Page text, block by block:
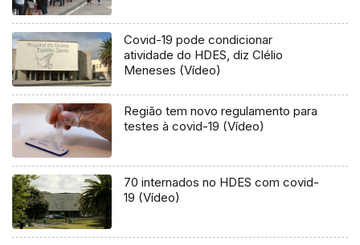
Covid-19 pode condicionar
atividade do HDES, diz Clélio
Meneses (Vídeo)
Região tem novo regulamento para
testes à covid-19 (Vídeo)
70 internados no HDES com covid-
19 (Vídeo)